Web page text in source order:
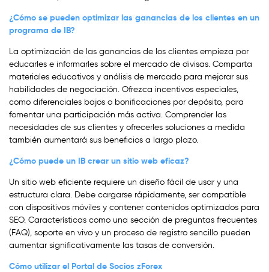
¿Cómo se pueden optimizar las ganancias de los clientes en un
programa de IB?
La optimización de las ganancias de los clientes empieza por
educarles e informarles sobre el mercado de divisas. Comparta
materiales educativos y análisis de mercado para mejorar sus
habilidades de negociación. Ofrezca incentivos especiales,
como diferenciales bajos o bonificaciones por depósito, para
fomentar una participación más activa. Comprender las
necesidades de sus clientes y ofrecerles soluciones a medida
también aumentará sus beneficios a largo plazo.
¿Cómo puede un IB crear un sitio web eficaz?
Un sitio web eficiente requiere un diseño fácil de usar y una
estructura clara. Debe cargarse rápidamente, ser compatible
con dispositivos móviles y contener contenidos optimizados para
SEO. Características como una sección de preguntas frecuentes
(FAQ), soporte en vivo y un proceso de registro sencillo pueden
aumentar significativamente las tasas de conversión.
Cómo utilizar el Portal de Socios zForex